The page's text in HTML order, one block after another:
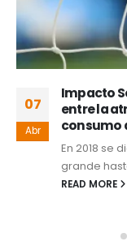
07
Abr
Impacto
entre la
consumo
En 2018 se
grande
READ MORE